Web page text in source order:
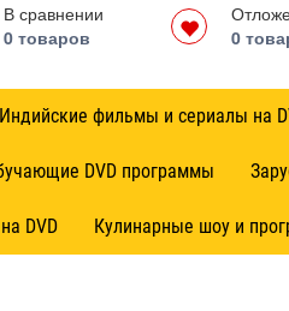
В сравнении
0товаров
0
Индийские фильмы и сериалы на
DVD программы
DVD Кулинарные шоу и